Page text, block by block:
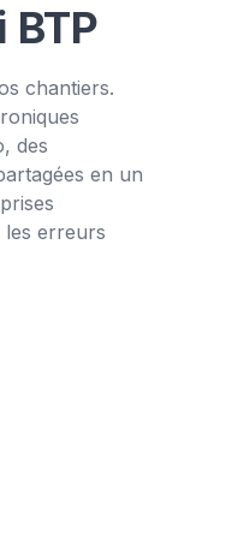
chantiers.
des
en un
les erreurs